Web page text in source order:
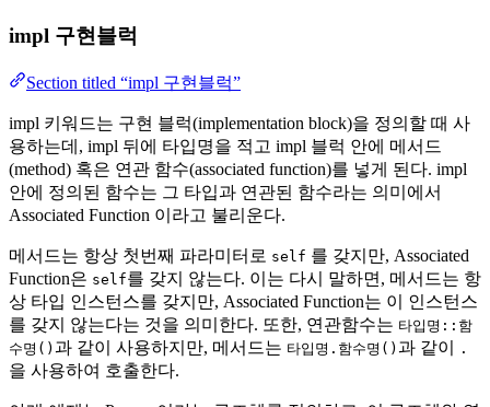
impl 구현블럭
Section titled “impl 구현블럭”
impl 키워드는 구현 블럭(implementation block)을 정의할 때 사
용하는데, impl 뒤에 타입명을 적고 impl 블럭 안에 메서드
(method) 혹은 연관 함수(associated function)를 넣게 된다. impl
안에 정의된 함수는 그 타입과 연관된 함수라는 의미에서
Associated Function 이라고 불리운다.
메서드는 항상 첫번째 파라미터로 self 를 갖지만, Associated
Function은 self를 갖지 않는다. 이는 다시 말하면, 메서드는 항
상 타입 인스턴스를 갖지만, Associated Function는 이 인스턴스
를 갖지 않는다는 것을 의미한다. 또한, 연관함수는 타입명::함
수명() 과 같이 사용하지만, 메서드는 타입명.함수명() 과 같이 .
을 사용하여 호출한다.